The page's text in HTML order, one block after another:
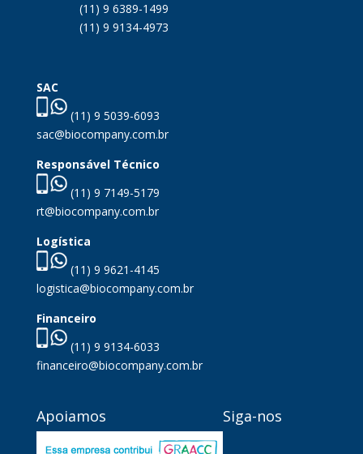
(11) 9 6389-1499
(11) 9 9134-4973
SAC
(11) 9 5039-6093
sac@biocompany.com.br
Responsável Técnico
(11) 9 7149-5179
rt@biocompany.com.br
Logística
(11) 9 9621-4145
logistica@biocompany.com.br
Financeiro
(11) 9 9134-6033
financeiro@biocompany.com.br
Apoiamos Siga-nos